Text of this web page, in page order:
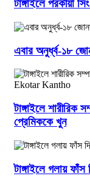
টাঙ্গাইলে পরকীয়া
এবার অনুর্ধ্ব-১৮
টাঙ্গাইলে শারীরিক
প্রেমিককে খুন
টাঙ্গাইলে গলায়